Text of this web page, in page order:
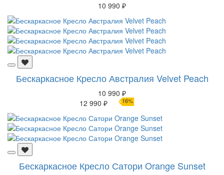
10 990 ₽
Бескаркасное Кресло Австралия Velvet Peach
10 990 ₽
12 990 ₽
16%
Бескаркасное Кресло Сатори Orange Sunset